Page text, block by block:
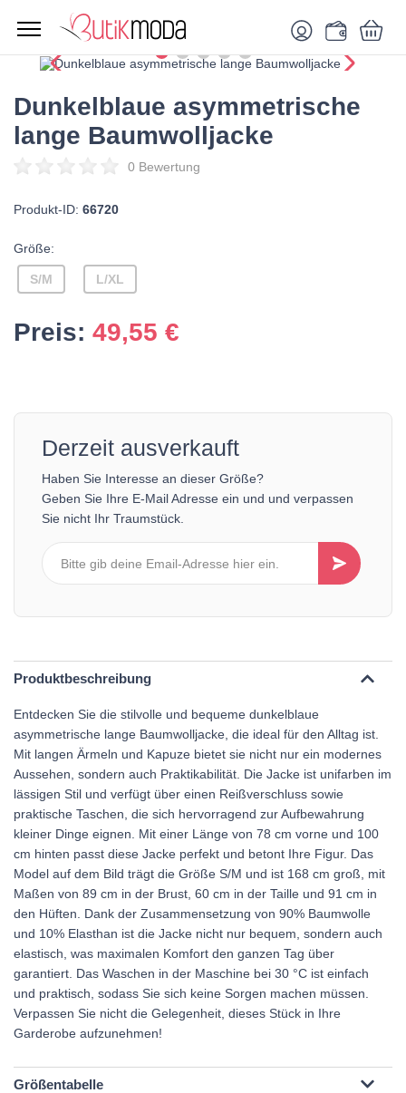
Dunkelblaue asymmetrische
lange Baumwolljacke
0 Bewertung
Produkt-ID: 66720
Größe:
S/M L/XL
Preis: 49,55 €
Derzeit ausverkauft
Haben Sie Interesse an dieser Größe?
Geben Sie Ihre E-Mail Adresse ein und und verpassen
Sie nicht Ihr Traumstück.
Produktbeschreibung
Entdecken Sie die stilvolle und bequeme dunkelblaue
asymmetrische lange Baumwolljacke, die ideal für den Alltag ist.
Mit langen Ärmeln und Kapuze bietet sie nicht nur ein modernes
Aussehen, sondern auch Praktikabilität. Die Jacke ist unifarben im
lässigen Stil und verfügt über einen Reißverschluss sowie
praktische Taschen, die sich hervorragend zur Aufbewahrung
kleiner Dinge eignen. Mit einer Länge von 78 cm vorne und 100
cm hinten passt diese Jacke perfekt und betont Ihre Figur. Das
Model auf dem Bild trägt die Größe S/M und ist 168 cm groß, mit
Maßen von 89 cm in der Brust, 60 cm in der Taille und 91 cm in
den Hüften. Dank der Zusammensetzung von 90% Baumwolle
und 10% Elasthan ist die Jacke nicht nur bequem, sondern auch
elastisch, was maximalen Komfort den ganzen Tag über
garantiert. Das Waschen in der Maschine bei 30 °C ist einfach
und praktisch, sodass Sie sich keine Sorgen machen müssen.
Verpassen Sie nicht die Gelegenheit, dieses Stück in Ihre
Garderobe aufzunehmen!
Größentabelle